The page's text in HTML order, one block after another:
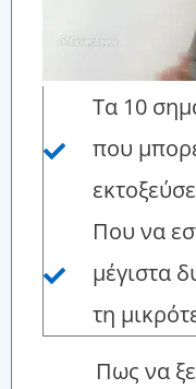
Τα 10
που
Που να
μέγιστα
τη
Πως να